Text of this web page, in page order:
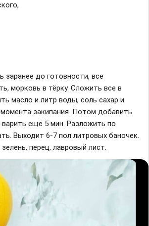
заранее до готовности, все
морковь в тёрку. Сложить все в
масло и литр воды, соль сахар и
закипания. Потом добавить
варить ещё 5 мин. Разложить по
Выходит 6-7 пол литровых баночек.
пeрец, лавровый лист.